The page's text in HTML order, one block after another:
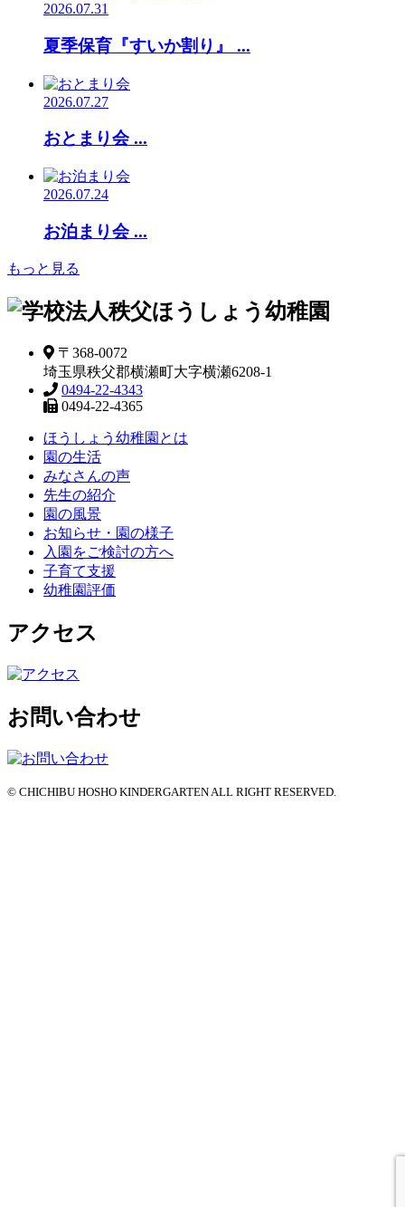
2026.07.31
夏季保育『すいか割り』 ...
2026.07.27
おとまり会 ...
2026.07.24
お泊まり会 ...
もっと見る
〒368-0072
埼玉県秩父郡横瀬町大字横瀬6208-1
0494-22-4343
0494-22-4365
ほうしょう幼稚園とは
園の生活
みなさんの声
先生の紹介
園の風景
お知らせ・園の様子
入園をご検討の方へ
子育て支援
幼稚園評価
アクセス
お問い合わせ
© CHICHIBU HOSHO KINDERGARTEN ALL RIGHT RESERVED.